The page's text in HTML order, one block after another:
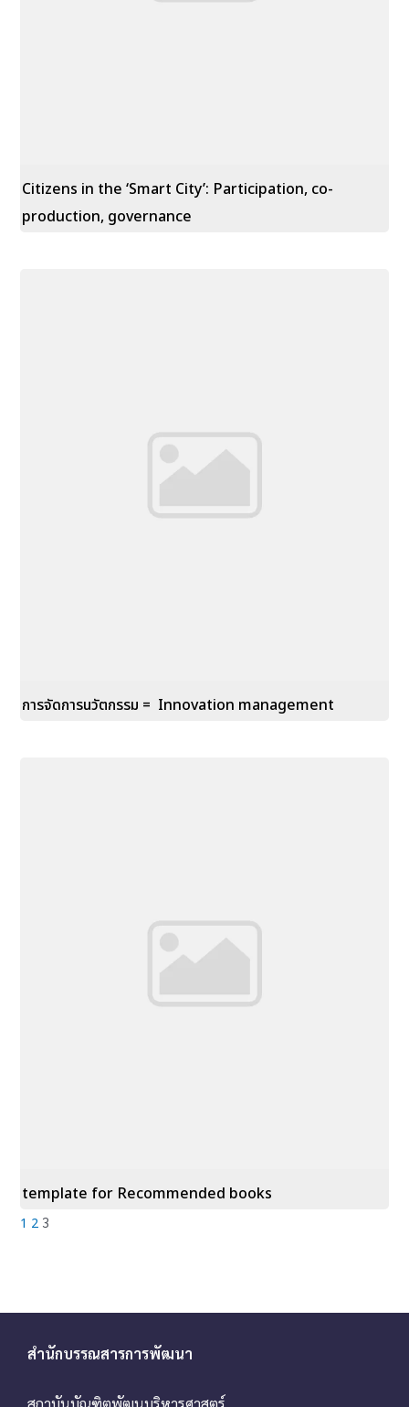
Citizens in the ‘Smart City’: Participation, co-
production, governance
การจัดการนวัตกรรม = Innovation management
template for Recommended books
1 2 3
สำนักบรรณสารการพัฒนา